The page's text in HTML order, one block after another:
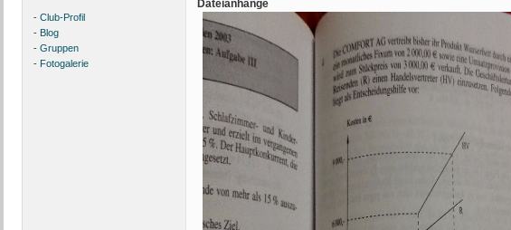
- Club-Profil
- Blog
- Gruppen
- Fotogalerie
Dateianhänge